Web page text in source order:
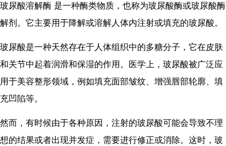
玻尿酸溶解酶 是一种酶类物质，也称为玻尿酸酶或玻尿酸酶
解剂。它主要用于降解或溶解人体内注射或填充的玻尿酸。
玻尿酸是一种天然存在于人体组织中的多糖分子，它在皮肤
和关节中起着润滑和保湿的作用。医学上，玻尿酸被广泛应
用于美容整形领域，例如填充面部皱纹、增强唇部轮廓、填
充凹陷等。
然而，有时候由于各种原因，注射的玻尿酸可能会导致不理
想的结果或者出现并发症，需要进行修正或消除。这时，玻